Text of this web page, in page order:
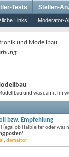
Links Moderator-
Tests Stellen-
und Modellbau
und was damit im
bzw. Empfehlung
(egal ob Halbleiter oder was
posten!
, damaltor